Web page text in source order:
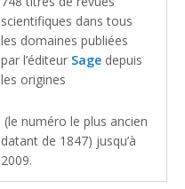
scientifiques dans tous
les domaines publiées
par l’éditeur Sage depuis
les origines
(le numéro le plus ancien
datant de 1847) jusqu’à
2009.